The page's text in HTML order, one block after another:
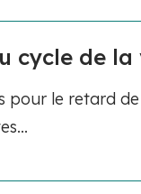
cycle de la
pour le retard